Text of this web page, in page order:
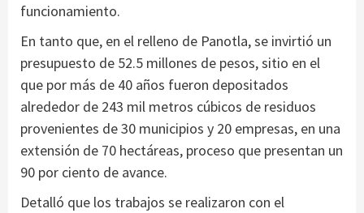
funcionamiento.
En tanto que, en el relleno de Panotla, se invirtió un
presupuesto de 52.5 millones de pesos, sitio en el
que por más de 40 años fueron depositados
alrededor de 243 mil metros cúbicos de residuos
provenientes de 30 municipios y 20 empresas, en una
extensión de 70 hectáreas, proceso que presentan un
90 por ciento de avance.
Detalló que los trabajos se realizaron con el